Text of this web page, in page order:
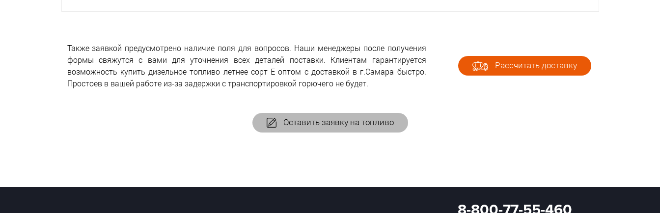
Также заявкой предусмотрено наличие поля для вопросов. Наши менеджеры после получения
формы свяжутся с вами для уточнения всех деталей поставки. Клиентам гарантируется
возможность купить дизельное топливо летнее сорт Е оптом с доставкой в г.Самара быстро.
Простоев в вашей работе из-за задержки с транспортировкой горючего не будет.
Рассчитать доставку
Оставить заявку на топливо